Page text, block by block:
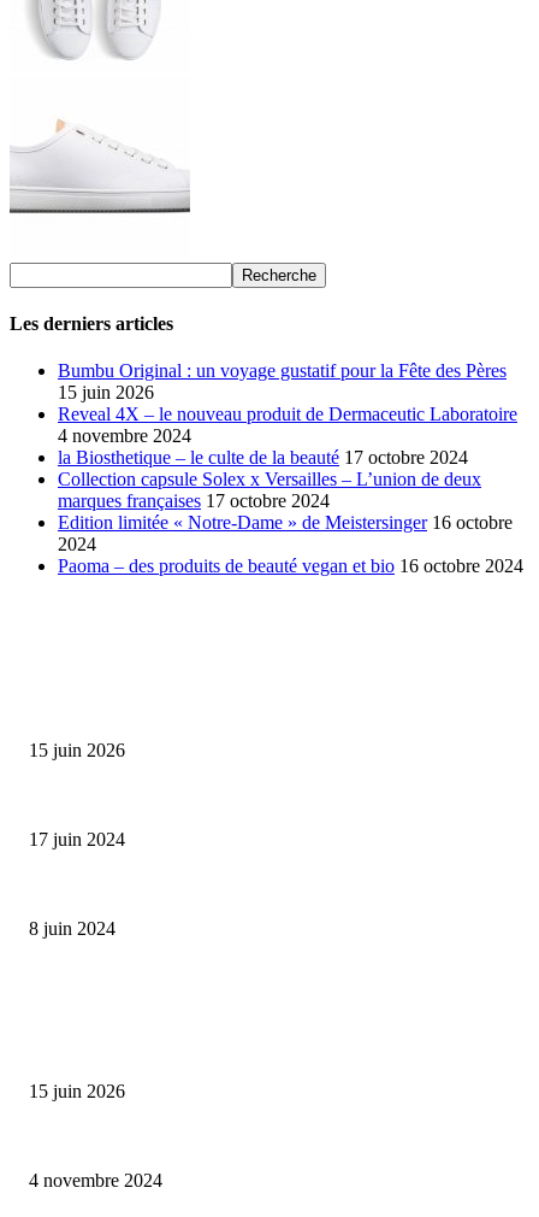
Les derniers articles
Bumbu Original : un voyage gustatif pour la Fête des Pères
15 juin 2026
Reveal 4X – le nouveau produit de Dermaceutic Laboratoire
4 novembre 2024
la Biosthetique – le culte de la beauté 17 octobre 2024
Collection capsule Solex x Versailles – L’union de deux
marques françaises 17 octobre 2024
Edition limitée « Notre-Dame » de Meistersinger 16 octobre
2024
Paoma – des produits de beauté vegan et bio 16 octobre 2024
15 juin 2026
17 juin 2024
8 juin 2024
15 juin 2026
4 novembre 2024